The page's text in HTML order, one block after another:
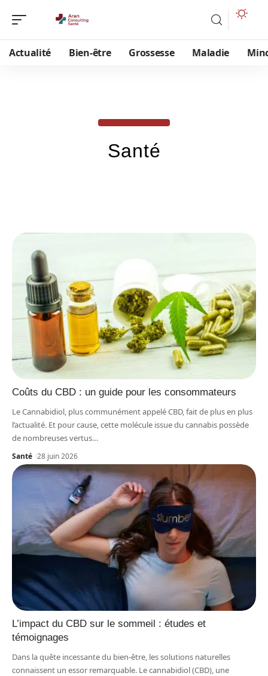
Actualité Bien-être Grossesse Maladie
Santé
Coûts du CBD : un guide pour les consommateurs
Le Cannabidiol, plus communément appelé CBD, fait de plus en plus
l’actualité. Et pour cause, cette molécule issue du cannabis possède
de nombreuses vertus…
Santé 28 juin 2026
L’impact du CBD sur le sommeil : études et
témoignages
Dans la quête incessante du bien-être, les solutions naturelles
connaissent un essor remarquable. Le cannabidiol (CBD), une